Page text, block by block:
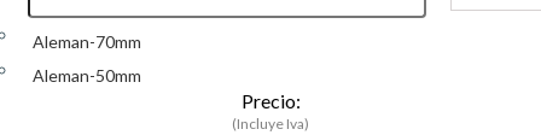
Aleman-70mm
Aleman-50mm
Precio:
(Incluye Iva)